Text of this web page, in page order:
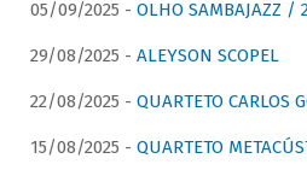
05/09/2025 - OLHO SAMBAJAZZ /
29/08/2025 - ALEYSON SCOPEL
22/08/2025 - QUARTETO CARLOS
15/08/2025 - QUARTETO